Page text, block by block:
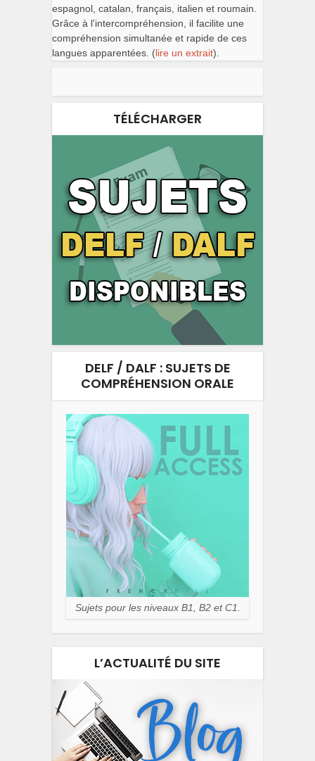
espagnol, catalan, français, italien et roumain.
Grâce à l'intercompréhension, il facilite une
compréhension simultanée et rapide de ces
langues apparentées. (lire un extrait).
TÉLÉCHARGER
DELF / DALF : SUJETS DE
COMPRÉHENSION ORALE
Sujets pour les niveaux B1, B2 et C1.
L’ACTUALITÉ DU SITE